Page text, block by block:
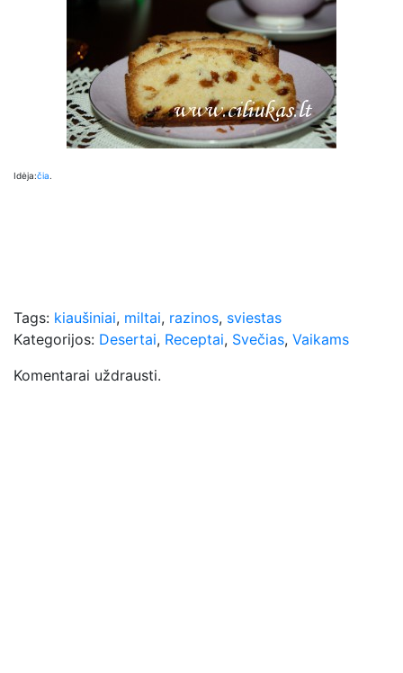
Idėja:čia.
Tags: kiaušiniai, miltai, razinos, sviestas
Kategorijos: Desertai, Receptai, Svečias, Vaikams
Komentarai uždrausti.